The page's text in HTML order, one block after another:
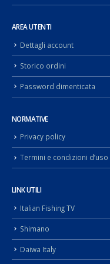
AREA UTENTI
Dettagli account
Storico ordini
Password dimenticata
NORMATIVE
Privacy policy
Termini e condizioni d’uso
LINK UTILI
Italian Fishing TV
Shimano
Daiwa Italy